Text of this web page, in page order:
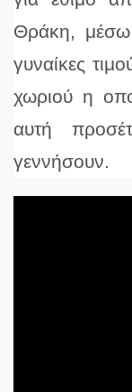
Θράκη, μέσω
γυναίκες
χωριού η
αυτή
γεννήσουν.